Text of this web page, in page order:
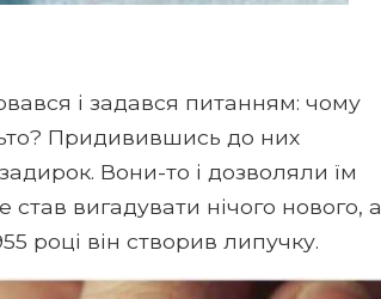
і задався питанням: чому
Придивившись до них
Вони-то і дозволяли їм
вигадувати нічого нового, а
році він створив липучку.